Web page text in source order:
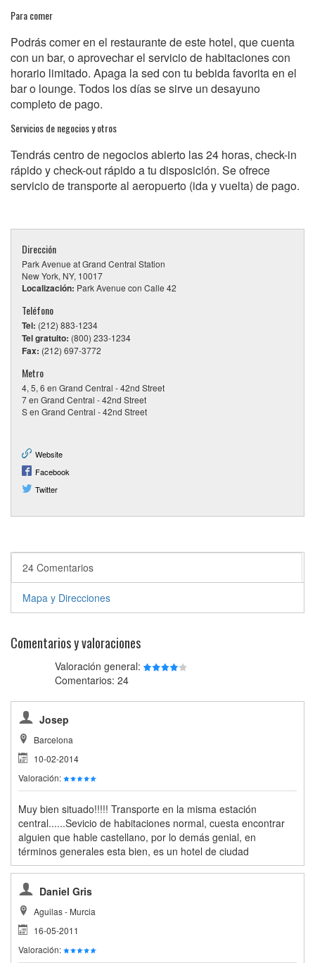
Para comer
Podrás comer en el restaurante de este hotel, que cuenta
con un bar, o aprovechar el servicio de habitaciones con
horario limitado. Apaga la sed con tu bebida favorita en el
bar o lounge. Todos los días se sirve un desayuno
completo de pago.
Servicios de negocios y otros
Tendrás centro de negocios abierto las 24 horas, check-in
rápido y check-out rápido a tu disposición. Se ofrece
servicio de transporte al aeropuerto (ida y vuelta) de pago.
Dirección
Park Avenue at Grand Central Station
New York, NY, 10017
Localización: Park Avenue con Calle 42
Teléfono
Tel: (212) 883-1234
Tel gratuito: (800) 233-1234
Fax: (212) 697-3772
Metro
4, 5, 6 en Grand Central - 42nd Street
7 en Grand Central - 42nd Street
S en Grand Central - 42nd Street
Website
Facebook
Twitter
24 Comentarios
Mapa y Direcciones
Comentarios y valoraciones
Valoración general:
Comentarios: 24
Josep
Barcelona
10-02-2014
Valoración:
Muy bien situado!!!!! Transporte en la misma estación
central......Sevicio de habitaciones normal, cuesta encontrar
alguien que hable castellano, por lo demás genial, en
términos generales esta bien, es un hotel de ciudad
Daniel Gris
Aguilas - Murcia
16-05-2011
Valoración: